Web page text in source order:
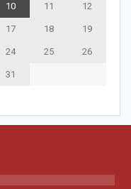
10 11 12
17 18 19
24 25 26
31